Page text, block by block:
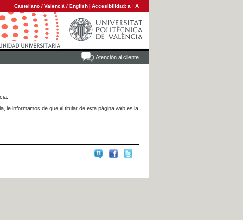
Castellano / Valencià / English | Accesibilidad: a · A
Atención al cliente
le informamos de que el titular de esta página web es la